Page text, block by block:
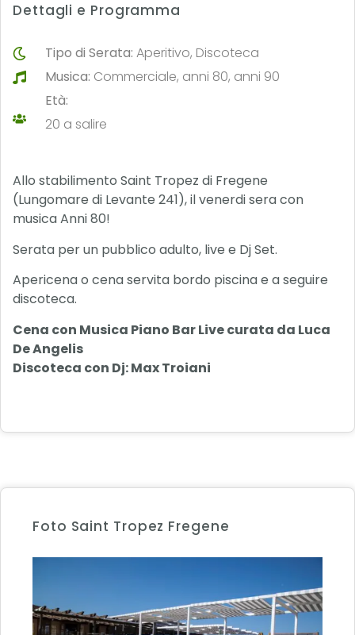
Dettagli e Programma
Tipo di Serata:Aperitivo, Discoteca
Musica: Commerciale, anni 80, anni 90
Età:
20 a salire
Allo stabilimento Saint Tropez di Fregene
(Lungomare di Levante 241), il venerdi sera con
musica Anni 80!
Serata per un pubblico adulto, live e Dj Set.
Apericena o cena servita bordo piscina e a seguire
discoteca.
Cena con Musica Piano Bar Live curata da Luca
De Angelis
Discoteca con Dj: Max Troiani
Foto Saint Tropez Fregene